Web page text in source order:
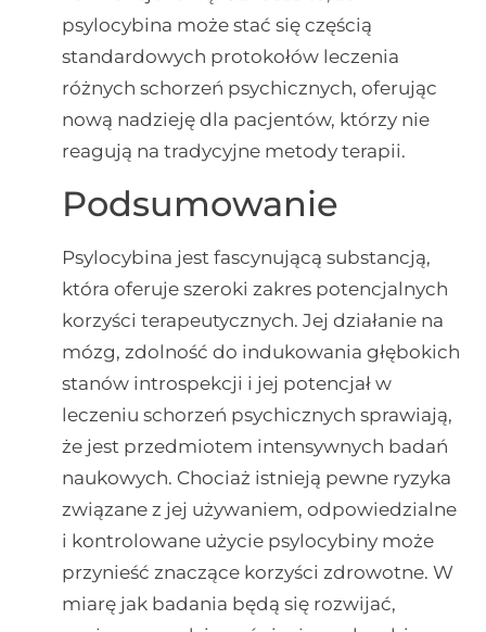
psylocybina może stać się częścią
standardowych protokołów leczenia
różnych schorzeń psychicznych, oferując
nową nadzieję dla pacjentów, którzy nie
reagują na tradycyjne metody terapii.
Podsumowanie
Psylocybina jest fascynującą substancją,
która oferuje szeroki zakres potencjalnych
korzyści terapeutycznych. Jej działanie na
mózg, zdolność do indukowania głębokich
stanów introspekcji i jej potencjał w
leczeniu schorzeń psychicznych sprawiają,
że jest przedmiotem intensywnych badań
naukowych. Chociaż istnieją pewne ryzyka
związane z jej używaniem, odpowiedzialne
i kontrolowane użycie psylocybiny może
przynieść znaczące korzyści zdrowotne. W
miarę jak badania będą się rozwijać,